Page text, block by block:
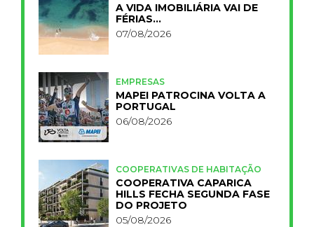
A VIDA IMOBILIÁRIA VAI DE
FÉRIAS…
07/08/2026
EMPRESAS
MAPEI PATROCINA VOLTA A
PORTUGAL
06/08/2026
COOPERATIVAS DE HABITAÇÃO
COOPERATIVA CAPARICA
HILLS FECHA SEGUNDA FASE
DO PROJETO
05/08/2026